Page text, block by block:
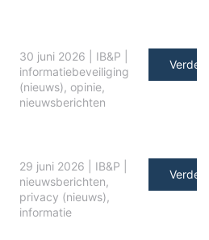
30 juni 2026 IB&P
informatiebeveiliging
(nieuws), opinie,
nieuwsberichten
Verder
29 juni 2026 IB&P
nieuwsberichten,
privacy (nieuws),
informatie
Verder